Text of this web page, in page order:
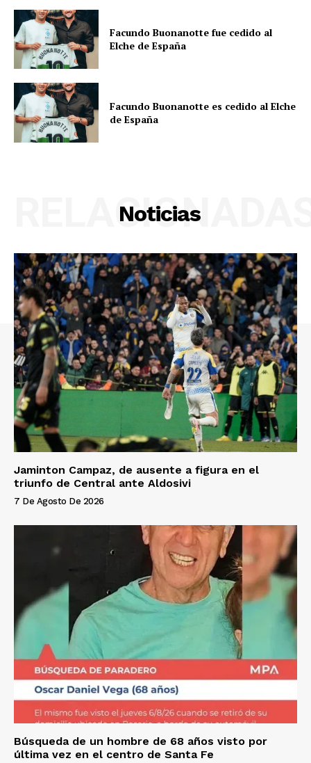
Facundo Buonanotte fue cedido al
Elche de España
Facundo Buonanotte es cedido al Elche
de España
Noticias
Jaminton Campaz, de ausente a figura en el
triunfo de Central ante Aldosivi
7 De Agosto De 2026
Búsqueda de un hombre de 68 años visto por
última vez en el centro de Santa Fe